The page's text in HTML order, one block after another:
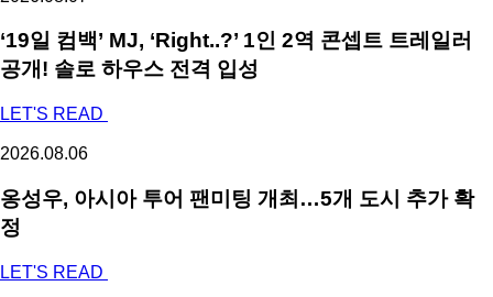
‘19일 컴백’ MJ, ‘Right..?’ 1인 2역 콘셉트 트레일러
공개! 솔로 하우스 전격 입성
LET'S READ
2026.08.06
옹성우, 아시아 투어 팬미팅 개최…5개 도시 추가 확
정
LET'S READ